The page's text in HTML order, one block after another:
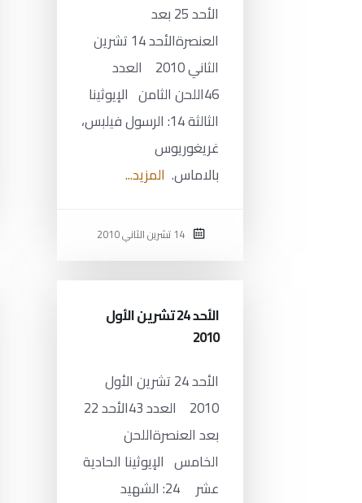
الأحد 25 بعد
العنصرةالأحد 14 تشرين
الثاني 2010 العدد
46اللحن الثامن الإيوثينا
الثالثة 14: الرسول فيلبس،
غريغوريوس
بالاماس. المزيد...
14 تشرين الثاني 2010
الأحد 24 تشرين الأول
2010
الأحد 24 تشرين الأول
2010 العدد 43الأحد 22
بعد العنصرةاللحن
الخامس الإيوثينا الحادية
عشر 24: الشهيد